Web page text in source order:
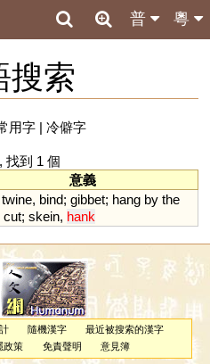
粵
普
搜索
用字| 冷僻字
找到 1 個
意義
twine, bind; gibbet; hang by the
cut; skein, hank
隨機漢字
最近被搜索的漢字
政策 免責聲明 意見簿